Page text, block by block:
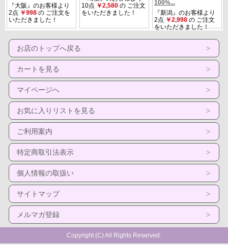
お店のトップへ戻る
カートを見る
マイページへ
お気に入りリストを見る
ご利用案内
特定商取引法表示
個人情報の取扱い
サイトマップ
メルマガ登録
Copyright (C) All Rights Reserved.